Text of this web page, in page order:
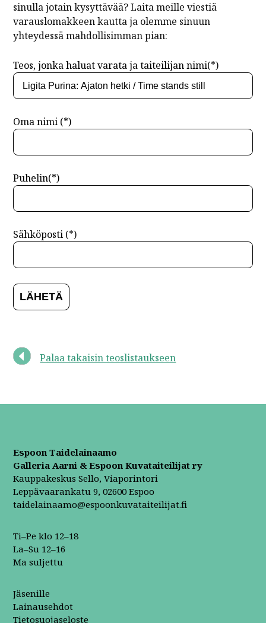
sinulla jotain kysyttävää? Laita meille viestiä
varauslomakkeen kautta ja olemme sinuun
yhteydessä mahdollisimman pian:
Teos, jonka haluat varata ja taiteilijan nimi(*)
Oma nimi (*)
Puhelin(*)
Sähköposti (*)
Palaa takaisin teoslistaukseen
Espoon Taidelainaamo
Galleria Aarni & Espoon Kuvataiteilijat ry
Kauppakeskus Sello, Viaporintori
Leppävaarankatu 9, 02600 Espoo
taidelainaamo@espoonkuvataiteilijat.fi
Ti–Pe klo 12–18
La–Su 12–16
Ma suljettu
Jäsenille
Lainausehdot
Tietosuojaseloste